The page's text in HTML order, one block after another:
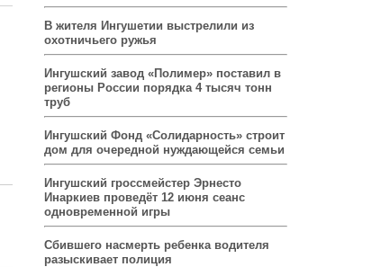
В жителя Ингушетии выстрелили из
охотничьего ружья
Ингушский завод «Полимер» поставил в
регионы России порядка 4 тысяч тонн
труб
Ингушский Фонд «Солидарность» строит
дом для очередной нуждающейся семьи
Ингушский гроссмейстер Эрнесто
Инаркиев проведёт 12 июня сеанс
одновременной игры
Сбившего насмерть ребенка водителя
разыскивает полиция